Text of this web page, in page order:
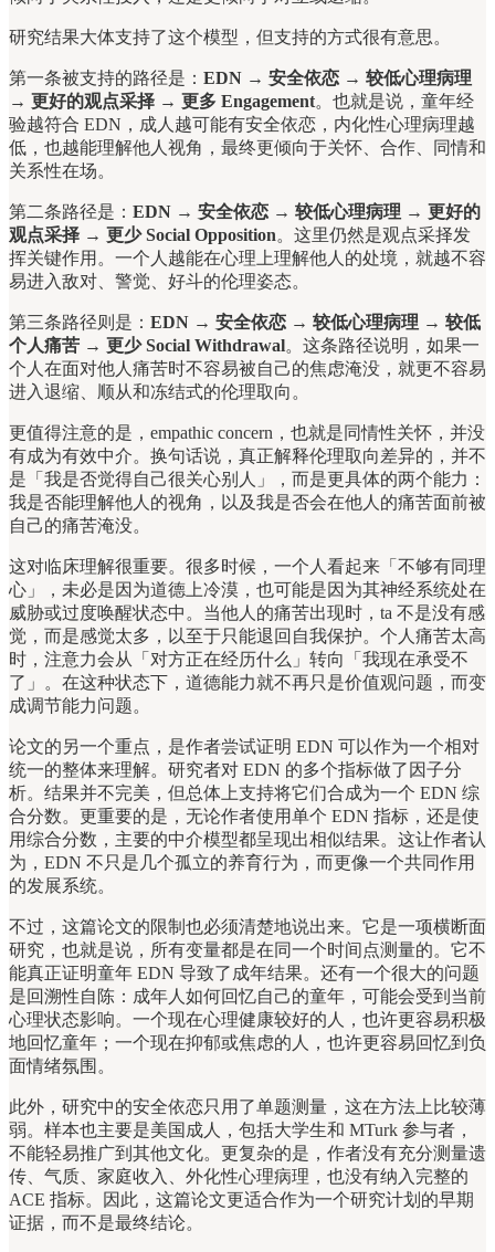
研究结果大体支持了这个模型，但支持的方式很有意思。
第一条被支持的路径是： EDN → 安全依恋 → 较低心理病理
→ 更好的观点采择 → 更多 Engagement。也就是说，童年经
验越符合 EDN，成人越可能有安全依恋，内化性心理病理越
低，也越能理解他人视角，最终更倾向于关怀、合作、同情和
关系性在场。
第二条路径是： EDN → 安全依恋 → 较低心理病理 → 更好的
观点采择 → 更少 Social Opposition。这里仍然是观点采择发
挥关键作用。一个人越能在心理上理解他人的处境，就越不容
易进入敌对、警觉、好斗的伦理姿态。
第三条路径则是： EDN → 安全依恋 → 较低心理病理 → 较低
个人痛苦 → 更少 Social Withdrawal。这条路径说明，如果一
个人在面对他人痛苦时不容易被自己的焦虑淹没，就更不容易
进入退缩、顺从和冻结式的伦理取向。
更值得注意的是，empathic concern，也就是同情性关怀，并没
有成为有效中介。换句话说，真正解释伦理取向差异的，并不
是「我是否觉得自己很关心别人」，而是更具体的两个能力：
我是否能理解他人的视角，以及我是否会在他人的痛苦面前被
自己的痛苦淹没。
这对临床理解很重要。很多时候，一个人看起来「不够有同理
心」，未必是因为道德上冷漠，也可能是因为其神经系统处在
威胁或过度唤醒状态中。当他人的痛苦出现时，ta 不是没有感
觉，而是感觉太多，以至于只能退回自我保护。个人痛苦太高
时，注意力会从「对方正在经历什么」转向「我现在承受不
了」。在这种状态下，道德能力就不再只是价值观问题，而变
成调节能力问题。
论文的另一个重点，是作者尝试证明 EDN 可以作为一个相对
统一的整体来理解。研究者对 EDN 的多个指标做了因子分
析。结果并不完美，但总体上支持将它们合成为一个 EDN 综
合分数。更重要的是，无论作者使用单个 EDN 指标，还是使
用综合分数，主要的中介模型都呈现出相似结果。这让作者认
为，EDN 不只是几个孤立的养育行为，而更像一个共同作用
的发展系统。
不过，这篇论文的限制也必须清楚地说出来。它是一项横断面
研究，也就是说，所有变量都是在同一个时间点测量的。它不
能真正证明童年 EDN 导致了成年结果。还有一个很大的问题
是回溯性自陈：成年人如何回忆自己的童年，可能会受到当前
心理状态影响。一个现在心理健康较好的人，也许更容易积极
地回忆童年；一个现在抑郁或焦虑的人，也许更容易回忆到负
面情绪氛围。
此外，研究中的安全依恋只用了单题测量，这在方法上比较薄
弱。样本也主要是美国成人，包括大学生和 MTurk 参与者，
不能轻易推广到其他文化。更复杂的是，作者没有充分测量遗
传、气质、家庭收入、外化性心理病理，也没有纳入完整的
ACE 指标。因此，这篇论文更适合作为一个研究计划的早期
证据，而不是最终结论。